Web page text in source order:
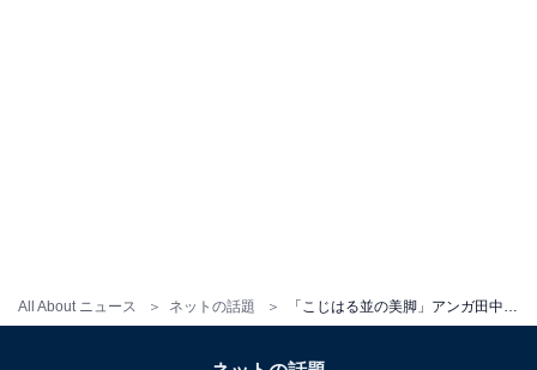
All About ニュース ネットの話題